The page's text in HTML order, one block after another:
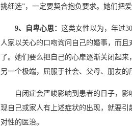
挑细选”，一定要契合抱负要求。她们把
9、自卑心思： 这类女性以为，年过
人家以关心的口吻询问自己的婚事，而
了。她们要么把自己的心扉逐渐关闭起
另一个极端，屈服于社会、父母、朋友的
自闭症会严峻影响到患者的日子，
现自己或家人有上述症状的出现，就要
对性的医治。